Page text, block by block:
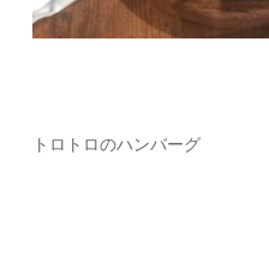
トロトロのハンバーグ